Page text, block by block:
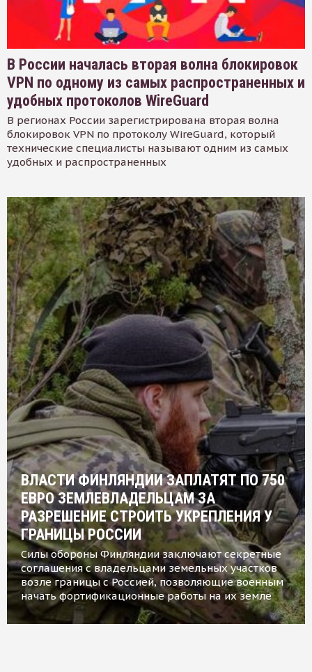
В России началась вторая волна блокировок
VPN по одному из самых распространенных и
удобных протоколов WireGuard
В регионах России зарегистрирована вторая волна
блокировок VPN по протоколу WireGuard, который
технические специалисты называют одним из самых
удобных и распространенных
ВЛАСТИ ФИНЛЯНДИИ ЗАПЛАТЯТ ПО 750
ЕВРО ЗЕМЛЕВЛАДЕЛЬЦАМ ЗА
РАЗРЕШЕНИЕ СТРОИТЬ УКРЕПЛЕНИЯ У
ГРАНИЦЫ РОССИИ
Силы обороны Финляндии заключают секретные
соглашения с владельцами земельных участков
возле границы с Россией, позволяющие военным
начать фортификационные работы на их земле